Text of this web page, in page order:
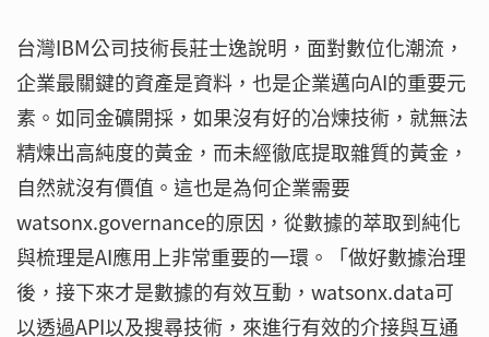
台灣IBM公司技術長莊士逸說明，面對數位化潮流，
企業最關鍵的資產是資料，也是企業邁向AI的重要元
素。如同金礦開採，如果沒有好的冶煉技術，就無法
精煉出高純度的黃金，而未經徹底提取雜質的黃金，
自然就沒有價值。這也是為何企業需要
watsonx.governance的原因，從數據的萃取到純化
與梳理是AI應用上非常重要的一環。「做好數據治理
後，接下來才是數據的有效互動，watsonx.data可
以透過API以及搜尋技術，來進行有效的介接與互通